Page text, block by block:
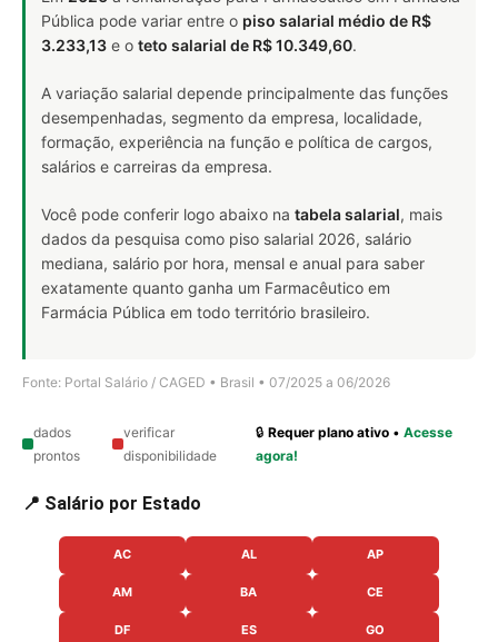
Pública pode variar entre o piso salarial médio de R$
3.233,13 e o teto salarial de R$ 10.349,60.
A variação salarial depende principalmente das funções
desempenhadas, segmento da empresa, localidade,
formação, experiência na função e política de cargos,
salários e carreiras da empresa.
Você pode conferir logo abaixo na tabela salarial, mais
dados da pesquisa como piso salarial 2026, salário
mediana, salário por hora, mensal e anual para saber
exatamente quanto ganha um Farmacêutico em
Farmácia Pública em todo território brasileiro.
Fonte: Portal Salário / CAGED • Brasil • 07/2025 a 06/2026
dados
prontos
verificar
disponibilidade
🔒Requer plano ativo •Acesse
agora!
📍 Salário por Estado
AC AL AP
AM BA CE
DF ES GO